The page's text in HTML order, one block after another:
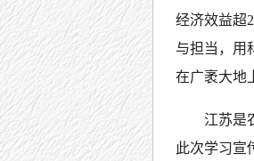
经济效益超
与担当，用
在广袤大地
江苏是
此次学习宣